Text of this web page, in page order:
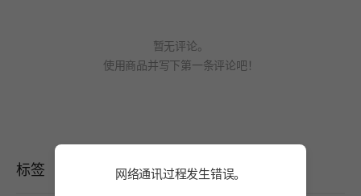
暂无评论。
使用商品并写下第一条评论吧！
标签
网络通讯过程发生错误。